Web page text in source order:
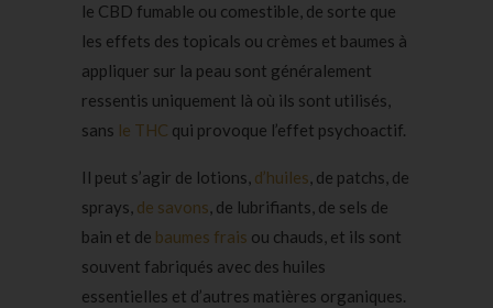
le CBD fumable ou comestible, de sorte que
les effets des topicals ou crèmes et baumes à
appliquer sur la peau sont généralement
ressentis uniquement là où ils sont utilisés,
sans le THC qui provoque l’effet psychoactif.
Il peut s’agir de lotions, d’huiles, de patchs, de
sprays, de savons, de lubrifiants, de sels de
bain et de baumes frais ou chauds, et ils sont
souvent fabriqués avec des huiles
essentielles et d’autres matières organiques.